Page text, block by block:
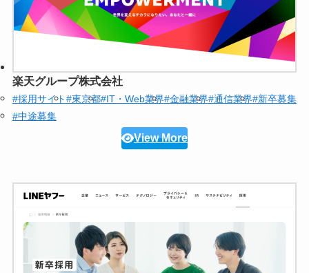
楽天グループ株式会社
#採用サイト#東京都#IT・Web業界#金融業界#通信業界#新卒募集
#中途募集
View More